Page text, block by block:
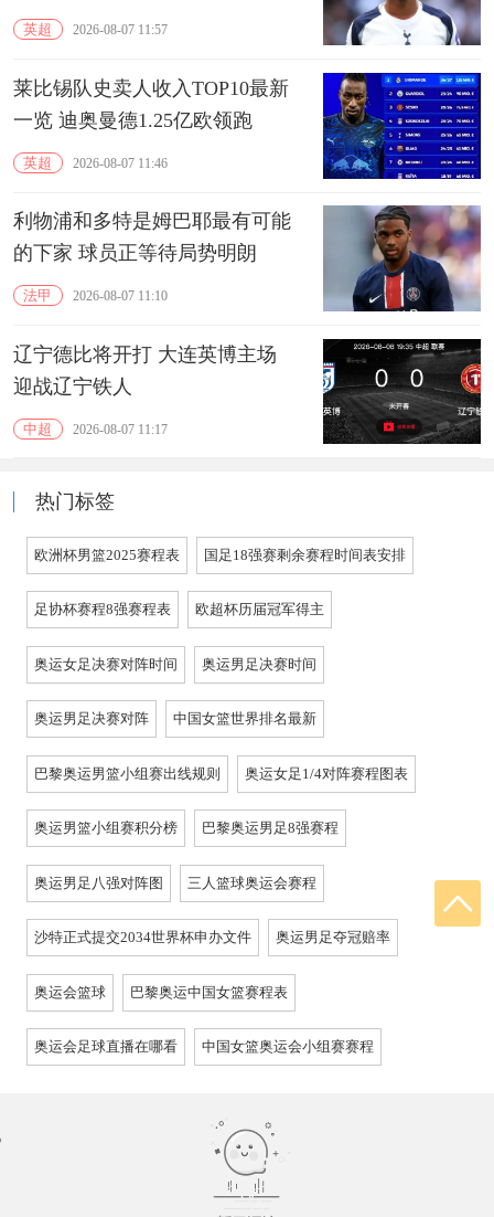
英超 2026-08-07 11:57
莱比锡队史卖人收入TOP10最新
一览 迪奥曼德1.25亿欧领跑
英超 2026-08-07 11:46
利物浦和多特是姆巴耶最有可能
的下家 球员正等待局势明朗
法甲 2026-08-07 11:10
辽宁德比将开打 大连英博主场
迎战辽宁铁人
中超 2026-08-07 11:17
热门标签
欧洲杯男篮2025赛程表 国足18强赛剩余赛程时间表安排
足协杯赛程8强赛程表 欧超杯历届冠军得主
奥运女足决赛对阵时间 奥运男足决赛时间
奥运男足决赛对阵 中国女篮世界排名最新
巴黎奥运男篮小组赛出线规则 奥运女足1/4对阵赛程图表
奥运男篮小组赛积分榜 巴黎奥运男足8强赛程
奥运男足八强对阵图 三人篮球奥运会赛程
沙特正式提交2034世界杯申办文件 奥运男足夺冠赔率
奥运会篮球 巴黎奥运中国女篮赛程表
奥运会足球直播在哪看 中国女篮奥运会小组赛赛程